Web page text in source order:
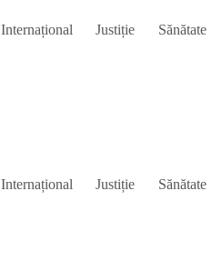
Internațional Justiție Sănătate
Internațional Justiție Sănătate